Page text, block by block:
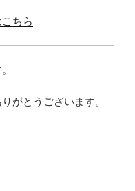
ちら
がとうございます。